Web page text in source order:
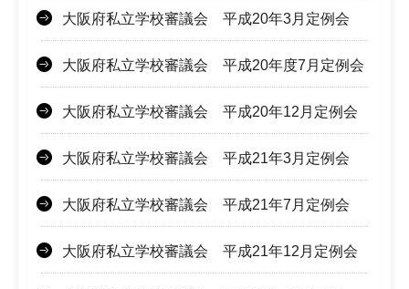
大阪府私立学校審議会 平成20年3月定例会
大阪府私立学校審議会 平成20年度7月定例会
大阪府私立学校審議会 平成20年12月定例会
大阪府私立学校審議会 平成21年3月定例会
大阪府私立学校審議会 平成21年7月定例会
大阪府私立学校審議会 平成21年12月定例会